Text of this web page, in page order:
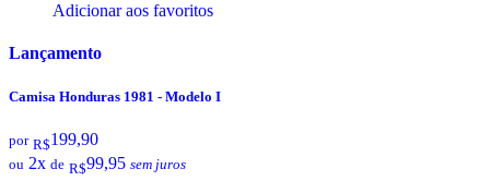
Adicionar aos favoritos
Lançamento
Camisa Honduras 1981 - Modelo I
por R$199,90
ou 2x de R$99,95 sem juros